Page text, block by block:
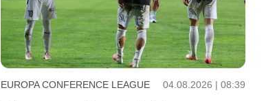
EUROPA CONFERENCE LEAGUE 04.08.2026 | 08:39